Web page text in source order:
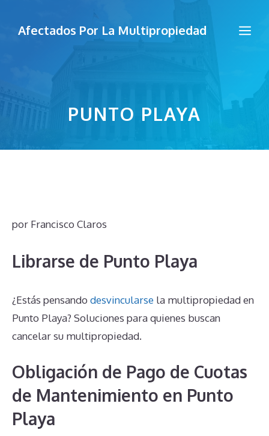
Afectados Por La Multipropiedad
PUNTO PLAYA
por Francisco Claros
Librarse de Punto Playa
¿Estás pensando desvincularse la multipropiedad en
Punto Playa? Soluciones para quienes buscan
cancelar su multipropiedad.
Obligación de Pago de Cuotas
de Mantenimiento en Punto
Playa